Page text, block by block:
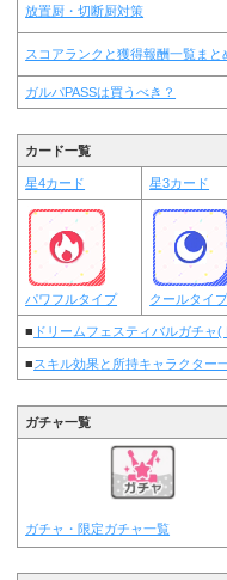
放置厨・切断厨対策
スコアランクと獲得報酬一覧まと
ガルパPASSは買うべき？
カード一覧
星4カード 星3カード
パワフルタイプ クールタイ
■ ドリームフェスティバルガチャ
■スキル効果と所持キャラクター
ガチャ一覧
ガチャ・限定ガチャ一覧